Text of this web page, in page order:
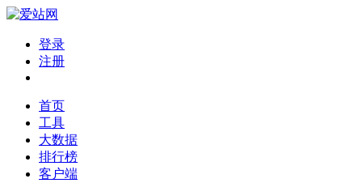
登录
注册
首页
工具
大数据
排行榜
客户端